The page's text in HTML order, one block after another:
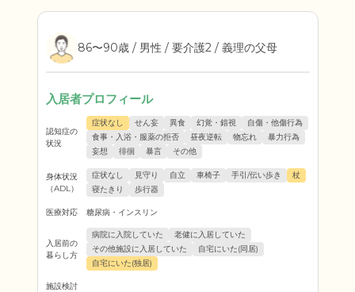
86〜90歳 / 男性 / 要介護2 / 義理の父母
入居者プロフィール
認知症の
状況
症状なし せん妄 異食 幻覚・錯視
自傷・他傷行為
食事・入浴・服薬の拒否
昼夜逆転 物忘れ
暴力行為
妄想
徘徊 暴言 その他
身体状況
（ADL）
症状なし 見守り 自立 車椅子 手引/伝い歩き
杖
寝たきり
歩行器
医療対応 糖尿病・インスリン
入居前の
暮らし方
病院に入院していた
老健に入居していた
その他施設に入居していた
自宅にいた(同居)
自宅にいた(独居)
施設検討